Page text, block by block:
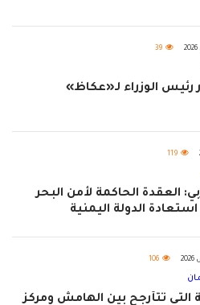
39
رئيس الوزراء لـ«عكاظ»
119
العقدة الحاكمة لأمن البحر
الدولة اليمنية
106
التي تتأرجح بين الهامش ومركز